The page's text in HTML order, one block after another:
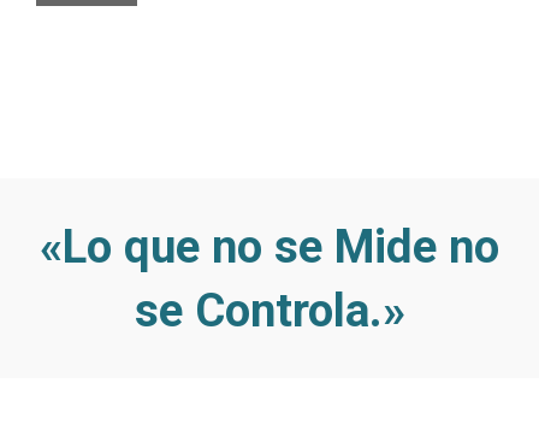
«Lo que no se Mide no
se Controla.»